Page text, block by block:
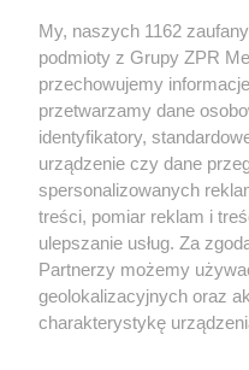
Żaden utwór zamieszczony w
rozpowszechniany lub dalej
tym także elektroniczny lub
eksploatacji w jakiejkolwiek
Internecie bez pisemnej zgody
wykorzystanie utworów w
tzn. bez właściwej zgody, jest
ścigane prawnie.
My, naszych 1162
podmioty z Grupy ZPR
przechowujemy
przetwarzamy dane
identyfikatory,
urządzenie czy dane
spersonalizowanych
treści, pomiar reklam i
ulepszanie usług. Za
Partnerzy możemy
geolokalizacyjnych oraz
charakterystykę